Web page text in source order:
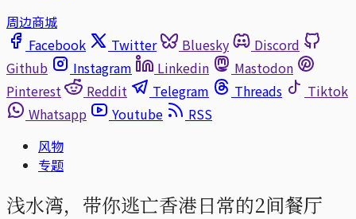
周边商城
Facebook
Twitter Bluesky
Discord
Github
Instagram Linkedin
Mastodon
Pinterest
Reddit Telegram Threads
Tiktok
Whatsapp
Youtube
RSS
风物
专题
浅水湾，带你逃亡香港日常的2间餐厅